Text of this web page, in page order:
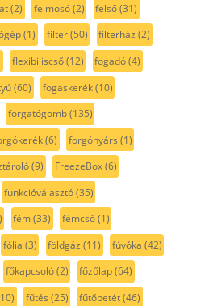
(2) felmosó(2) felső(31)
(1) filter(50) filterház (2)
flexibiliscső(12) fogadó(4)
(60) fogaskerék(10)
forgatógomb(135)
(6) forgónyárs (1)
(9) FreezeBox(6)
funkcióválasztó(35)
fém(33) fémcső(1)
fólia (3) földgáz (11) fúvóka (42)
főkapcsoló(2) főzőlap(64)
fűtés (25) fűtőbetét(46)